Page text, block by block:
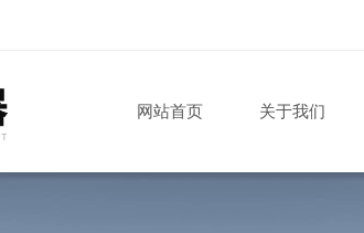
网站首页 关于我们